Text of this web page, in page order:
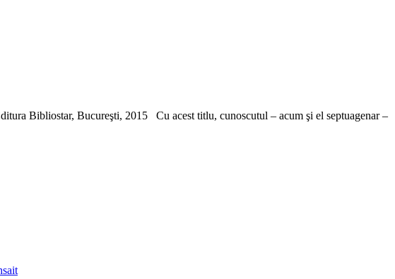
Bibliostar, Bucureşti, 2015 Cu acest titlu, cunoscutul – acum şi el septuagenar –